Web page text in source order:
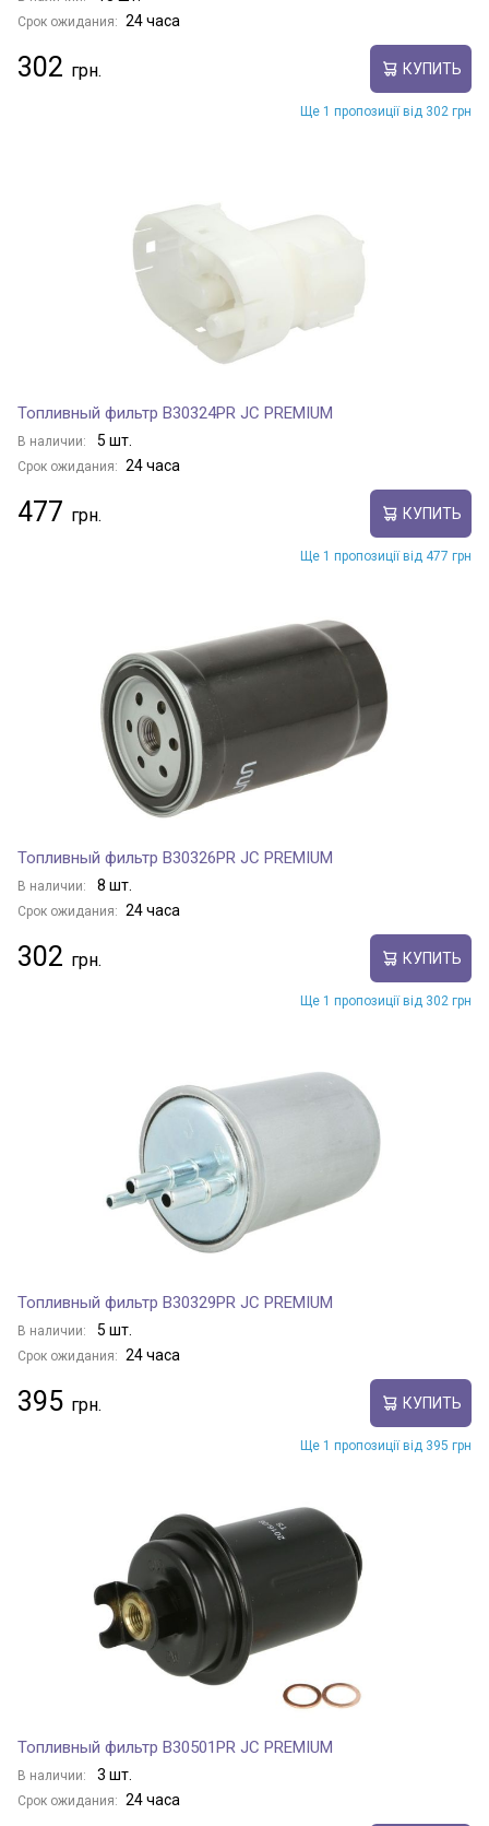
Срок ожидания: 24 часа
302 КУПИТЬ
Ще 1 пропозиції від 302 грн
Топливный фильтр B30324PR JC PREMIUM
В наличии: 5 шт.
Срок ожидания: 24 часа
477 КУПИТЬ
Ще 1 пропозиції від 477 грн
Топливный фильтр B30326PR JC PREMIUM
В наличии: 8 шт.
Срок ожидания: 24 часа
302 КУПИТЬ
Ще 1 пропозиції від 302 грн
Топливный фильтр B30329PR JC PREMIUM
В наличии: 5 шт.
Срок ожидания: 24 часа
395 КУПИТЬ
Ще 1 пропозиції від 395 грн
Топливный фильтр B30501PR JC PREMIUM
В наличии: 3 шт.
Срок ожидания: 24 часа